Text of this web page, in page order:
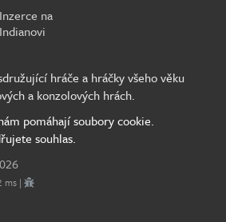
Inzerce na
Indianovi
hráče a hráčky všeho věku
a konzolových hrách.
pomáhají soubory cookie.
souhlas.
ms |